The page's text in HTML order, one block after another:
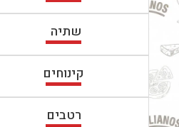
שתיה
קינוחים
רטבים